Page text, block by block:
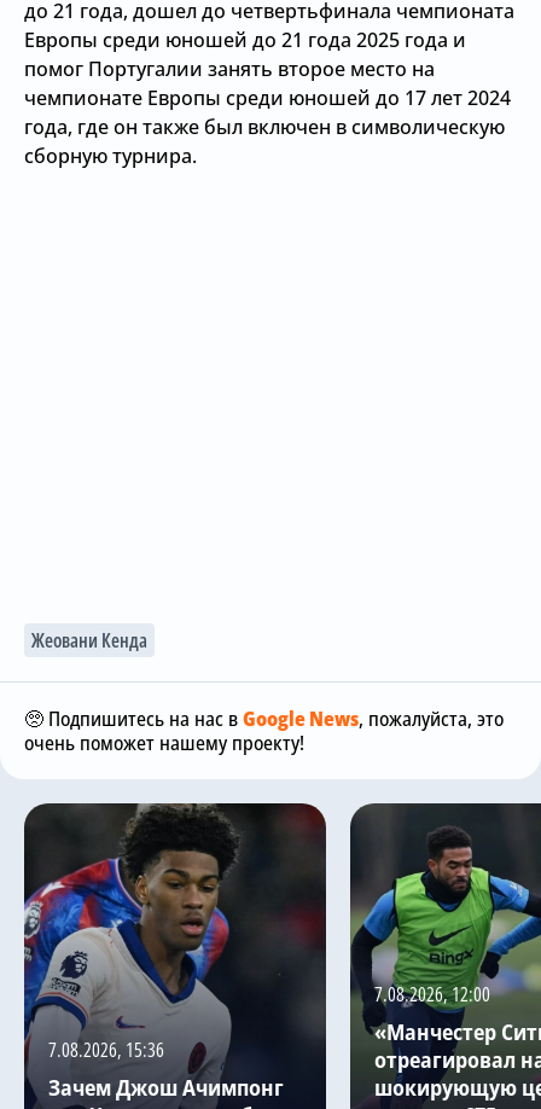
до 21 года, дошел до четвертьфинала чемпионата
Европы среди юношей до 21 года 2025 года и
помог Португалии занять второе место на
чемпионате Европы среди юношей до 17 лет 2024
года, где он также был включен в символическую
сборную турнира.
Жеовани Кенда
🥺 Подпишитесь на нас вGoogle News, пожалуйста, это
очень поможет нашему проекту!
7.08.2026, 15:36
Зачем Джош Ачимпонг
7.08.2026, 12:00
«Манчестер
отреагировал
шокирующую